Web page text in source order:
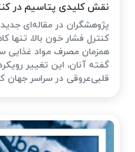
نقش کلیدی پتاسیم در
پژوهشگران در مقاله‌ای جدید
کنترل فشار خون بالا،
همزمان مصرف مواد غذایی
گفته آنان، این تغییر
قلبی‌عروقی در سراسر جهان